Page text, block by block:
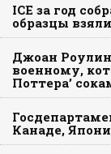
ICE за год
образцы
Джоан
военному,
Поттера’
Канаде,